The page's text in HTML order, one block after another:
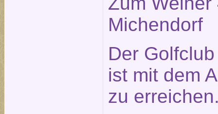
Michendorf
Der
ist mit dem
zu